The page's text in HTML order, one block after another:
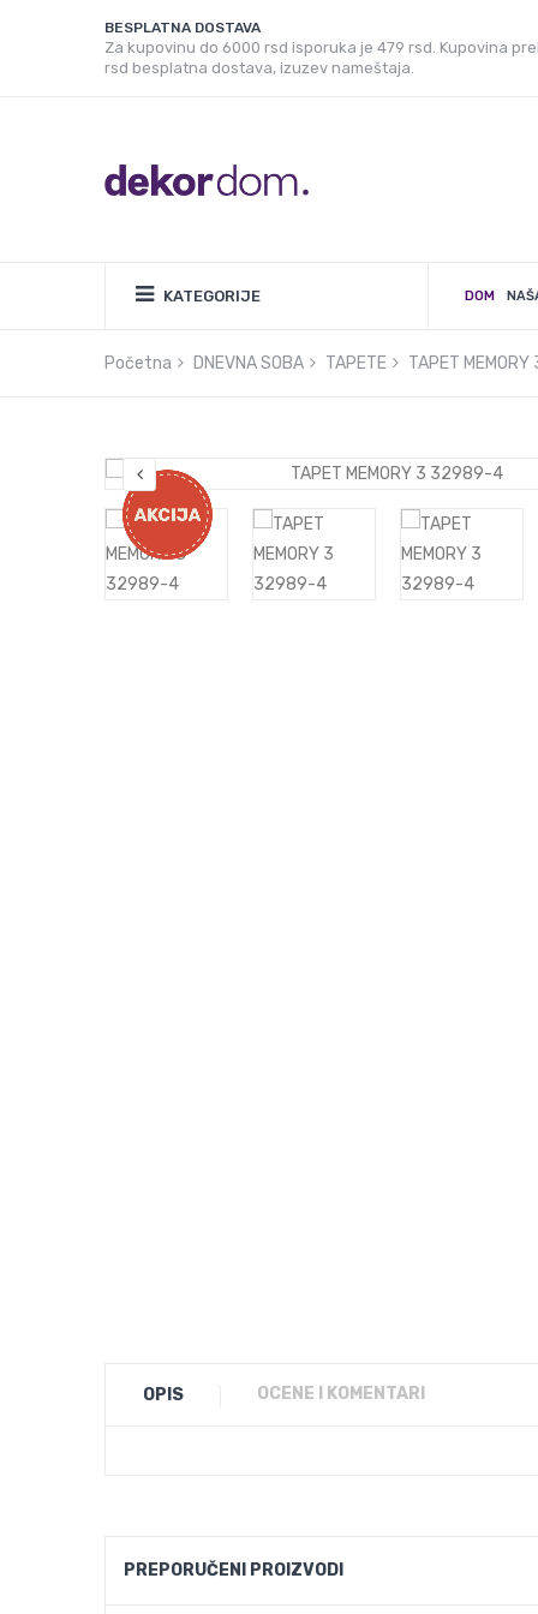
BESPLATNA DOSTAVA
Za kupovinu do 6000 rsd isporuka je 479 rsd. Kupovina
rsd besplatna dostava, izuzev nameštaja.
KATEGORIJE DOM
Početna DNEVNA SOBA TAPETE TAPET
OPIS OCENE I KOMENTARI
PREPORUČENI PROIZVODI